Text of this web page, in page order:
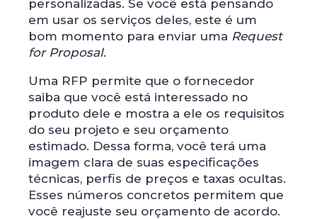
personalizadas. Se você está pensando
em usar os serviços deles, este é um
bom momento para enviar uma Request
for Proposal.
Uma RFP permite que o fornecedor
saiba que você está interessado no
produto dele e mostra a ele os requisitos
do seu projeto e seu orçamento
estimado. Dessa forma, você terá uma
imagem clara de suas especificações
técnicas, perfis de preços e taxas ocultas.
Esses números concretos permitem que
você reajuste seu orçamento de acordo.